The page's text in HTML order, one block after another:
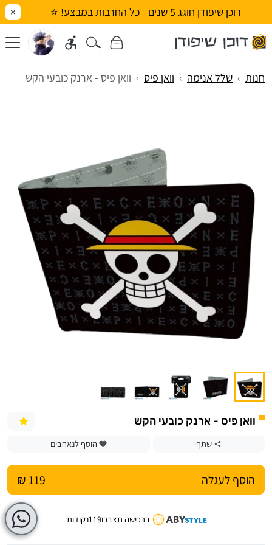
דוכן שיפודן חוגג 5 שנים - כל החרבות במבצע! ⭐ ×
חנות שלל אנימה וואן פיס וואן פיס - ארנק כובעי הקש
וואן פיס - ארנק כובעי הקש -
שתף הוסף לנאהבים
הוסף לעגלה 119 ₪
ברכישה תצברו119נקודות